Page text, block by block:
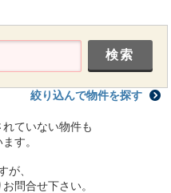
絞り込んで物件を探す
ていない物件も
す。
が、
問合せ下さい。